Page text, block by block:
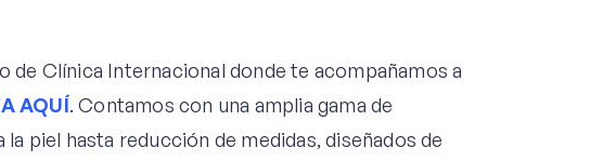
Clínica Internacional donde te acompañamos a
AQUÍ. Contamos con una amplia gama de
piel hasta reducción de medidas, diseñados de